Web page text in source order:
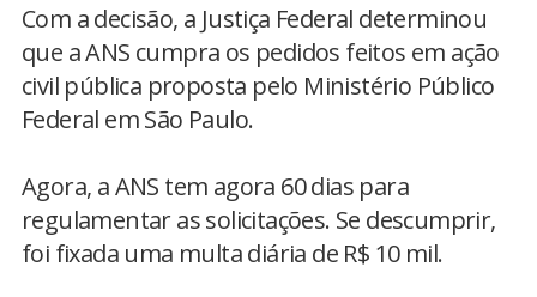
Com a decisão, a Justiça Federal determinou
que a ANS cumpra os pedidos feitos em ação
civil pública proposta pelo Ministério Público
Federal em São Paulo.
Agora, a ANS tem agora 60 dias para
regulamentar as solicitações. Se descumprir,
foi fixada uma multa diária de R$ 10 mil.